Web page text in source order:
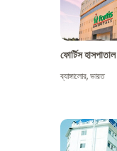
ফোর্টিস হাসপাতাল
ব্যাঙ্গালোর,ভারত